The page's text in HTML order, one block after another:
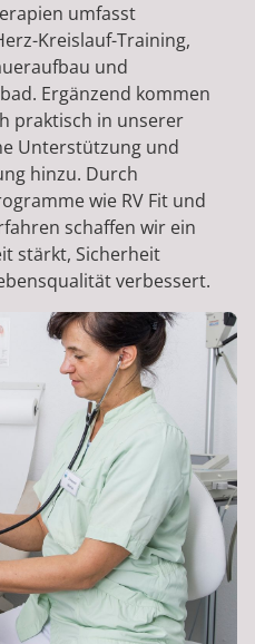
umfasst
Kreislauf-Training,
und
Ergänzend kommen
praktisch in unserer
Unterstützung und
hinzu. Durch
wie RV Fit und
schaffen wir ein
stärkt, Sicherheit
verbessert.